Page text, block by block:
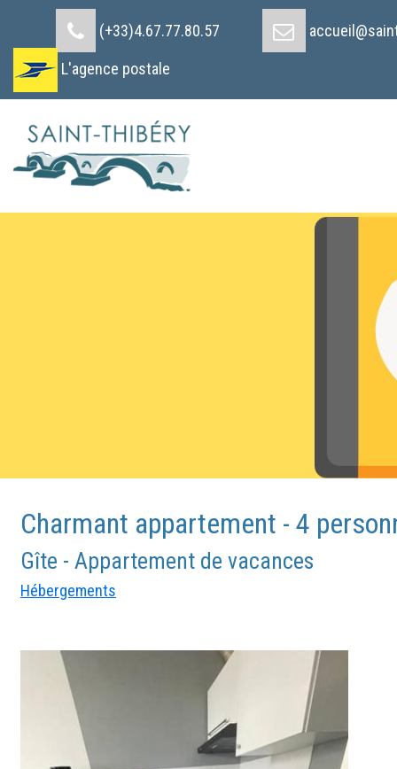
(+33)4.67.77.80.57
L'agence postale
Charmant appartement - 4
Gîte - Appartement de vacances
Hébergements
Cookies management panel